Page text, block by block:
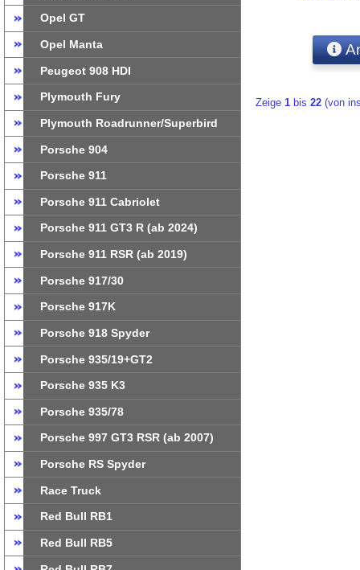
Opel GT
Opel Manta
Peugeot 908 HDI
Plymouth Fury
Plymouth Roadrunner/Superbird
Porsche 904
Porsche 911
Porsche 911 Cabriolet
Porsche 911 GT3 R (ab 2024)
Porsche 911 RSR (ab 2019)
Porsche 917/30
Porsche 917K
Porsche 918 Spyder
Porsche 935/19+GT2
Porsche 935 K3
Porsche 935/78
Porsche 997 GT3 RSR (ab 2007)
Porsche RS Spyder
Race Truck
Red Bull RB1
Red Bull RB5
Zeige 1 bis22 (von